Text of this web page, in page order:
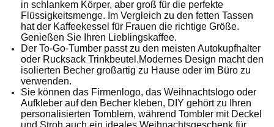
in schlankem Körper, aber groß für die perfekte
Flüssigkeitsmenge. Im Vergleich zu den fetten Tassen
hat der Kaffeekessel für Frauen die richtige Größe.
Genießen Sie Ihren Lieblingskaffee.
Der To-Go-Tumber passt zu den meisten Autokupfhalter
oder Rucksack Trinkbeutel.Modernes Design macht den
isolierten Becher großartig zu Hause oder im Büro zu
verwenden.
Sie können das Firmenlogo, das Weihnachtslogo oder
Aufkleber auf den Becher kleben, DIY gehört zu Ihren
personalisierten Tomblern, während Tombler mit Deckel
und Stroh auch ein ideales Weihnachtsgeschenk für